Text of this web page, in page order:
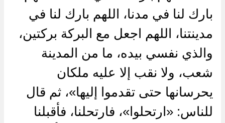
بارك لنا في مدنا، اللهم بارك لنا في
مدينتنا، اللهم اجعل مع البركة بركتين،
والذي نفسي بيده، ما من المدينة
شعب، ولا نقب إلا عليه ملكان
يحرسانها حتى تقدموا إليها»، ثم قال
للناس: «ارتحلوا»، فارتحلنا، فأقبلنا